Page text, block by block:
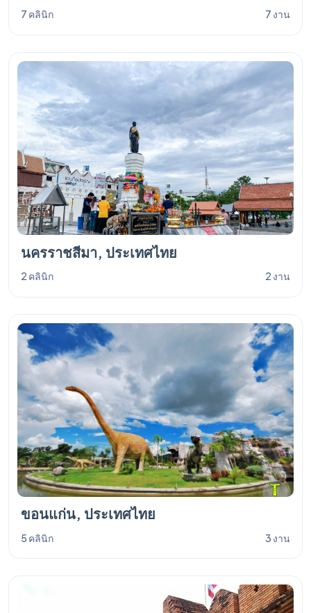
7 คลินิก 7 งาน
นครราชสีมา, ประเทศไทย
2 คลินิก 2 งาน
ขอนแก่น, ประเทศไทย
5 คลินิก 3 งาน